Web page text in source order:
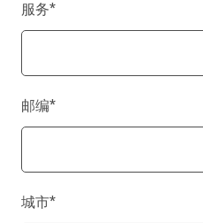
服务*
邮编*
城市*